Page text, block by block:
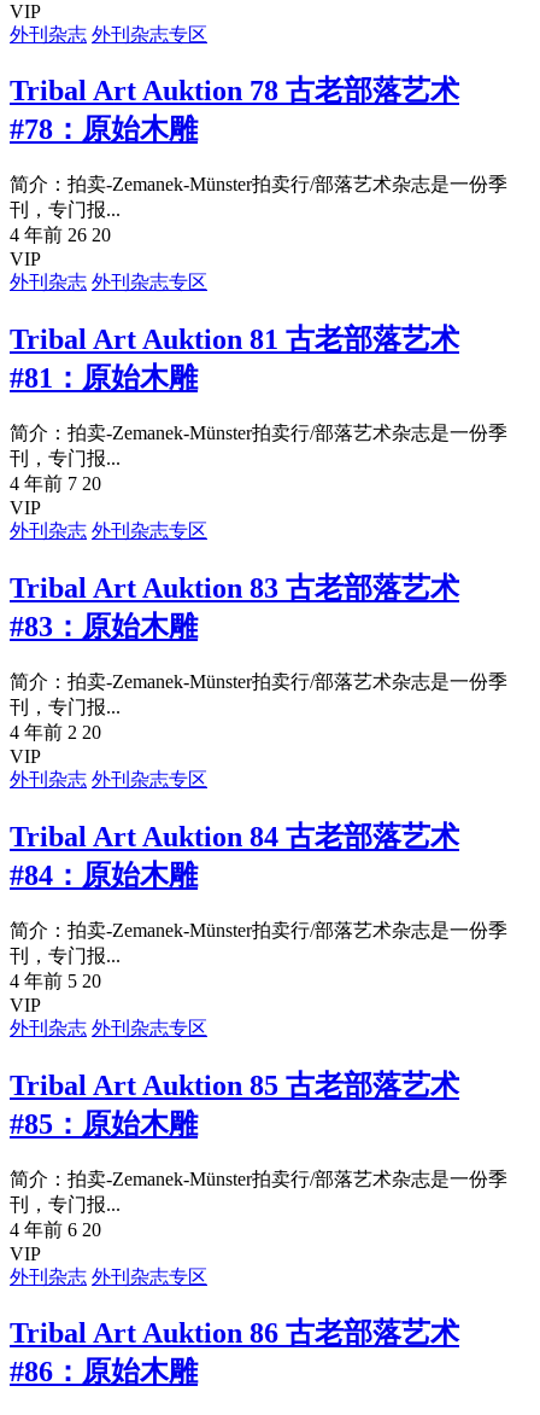
VIP
外刊杂志 外刊杂志专区
Tribal Art Auktion 78 古老部落艺术
#78：原始木雕
简介：拍卖-Zemanek-Münster拍卖行/部落艺术杂志是一份季
刊，专门报...
4 年前 26 20
VIP
外刊杂志 外刊杂志专区
Tribal Art Auktion 81 古老部落艺术
#81：原始木雕
简介：拍卖-Zemanek-Münster拍卖行/部落艺术杂志是一份季
刊，专门报...
4 年前 7 20
VIP
外刊杂志 外刊杂志专区
Tribal Art Auktion 83 古老部落艺术
#83：原始木雕
简介：拍卖-Zemanek-Münster拍卖行/部落艺术杂志是一份季
刊，专门报...
4 年前 2 20
VIP
外刊杂志 外刊杂志专区
Tribal Art Auktion 84 古老部落艺术
#84：原始木雕
简介：拍卖-Zemanek-Münster拍卖行/部落艺术杂志是一份季
刊，专门报...
4 年前 5 20
VIP
外刊杂志 外刊杂志专区
Tribal Art Auktion 85 古老部落艺术
#85：原始木雕
简介：拍卖-Zemanek-Münster拍卖行/部落艺术杂志是一份季
刊，专门报...
4 年前 6 20
VIP
外刊杂志 外刊杂志专区
Tribal Art Auktion 86 古老部落艺术
#86：原始木雕